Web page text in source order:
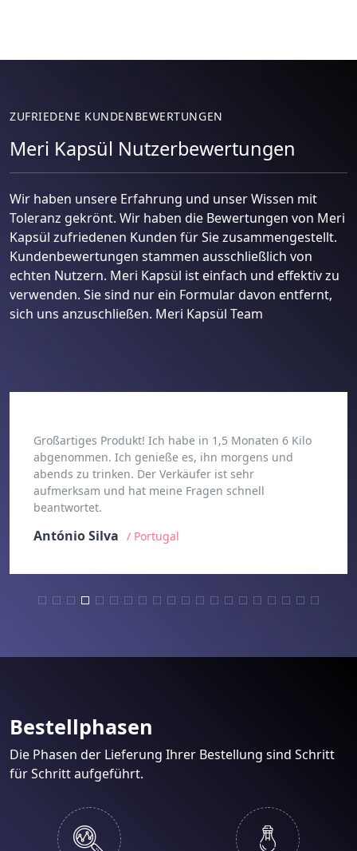
ZUFRIEDENE KUNDENBEWERTUNGEN
Meri Kapsül Nutzerbewertungen
Wir haben unsere Erfahrung und unser Wissen mit
Toleranz gekrönt. Wir haben die Bewertungen von Meri
Kapsül zufriedenen Kunden für Sie zusammengestellt.
Kundenbewertungen stammen ausschließlich von
echten Nutzern. Meri Kapsül ist einfach und effektiv zu
verwenden. Sie sind nur ein Formular davon entfernt,
sich uns anzuschließen. Meri Kapsül Team
Großartiges Produkt! Ich habe in 1,5 Monaten 6 Kilo
abgenommen. Ich genieße es, ihn morgens und
abends zu trinken. Der Verkäufer ist sehr
aufmerksam und hat meine Fragen schnell
beantwortet.
António Silva / Portugal
Bestellphasen
Die Phasen der Lieferung Ihrer Bestellung sind Schritt
für Schritt aufgeführt.